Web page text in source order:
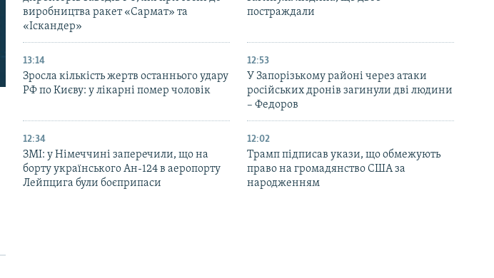
виробництва ракет «Сармат» та
«Іскандер»
постраждали
13:14
Зросла кількість жертв останнього удару
РФ по Києву: у лікарні помер чоловік
12:53
У Запорізькому районі через атаки
російських дронів загинули дві людини
– Федоров
12:34
ЗМІ: у Німеччині заперечили, що на
борту українського Ан-124 в аеропорту
Лейпцига були боєприпаси
12:02
Трамп підписав укази, що обмежують
право на громадянство США за
народженням